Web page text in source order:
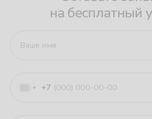
Ваше имя
+7